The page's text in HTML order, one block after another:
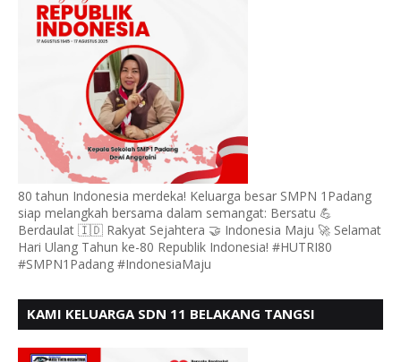
80 tahun Indonesia merdeka! Keluarga besar SMPN 1Padang
siap melangkah bersama dalam semangat: Bersatu 💪
Berdaulat 🇮🇩 Rakyat Sejahtera 🤝 Indonesia Maju 🚀 Selamat
Hari Ulang Tahun ke-80 Republik Indonesia! #HUTRI80
#SMPN1Padang #IndonesiaMaju
KAMI KELUARGA SDN 11 BELAKANG TANGSI